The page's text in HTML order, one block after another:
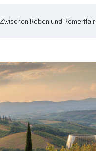
Zwischen Reben und Römerflair